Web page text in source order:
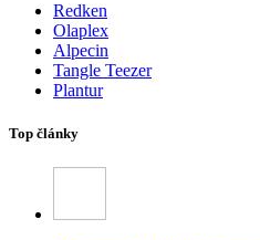
Redken
Olaplex
Alpecin
Tangle Teezer
Plantur
Top články